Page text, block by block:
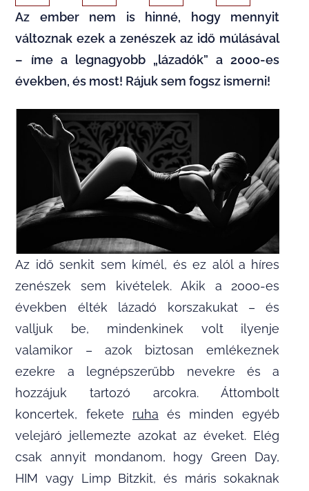
Az ember nem is hinné, hogy mennyit
változnak ezek a zenészek az idő múlásával
– íme a legnagyobb „lázadók” a 2000-es
években, és most! Rájuk sem fogsz ismerni!
Az idő senkit sem kímél, és ez alól a híres
zenészek sem kivételek. Akik a 2000-es
években élték lázadó korszakukat – és
valljuk be, mindenkinek volt ilyenje
valamikor – azok biztosan emlékeznek
ezekre a legnépszerűbb nevekre és a
hozzájuk tartozó arcokra. Áttombolt
koncertek, fekete ruha és minden egyéb
velejáró jellemezte azokat az éveket. Elég
csak annyit mondanom, hogy Green Day,
HIM vagy Limp Bitzkit, és máris sokaknak